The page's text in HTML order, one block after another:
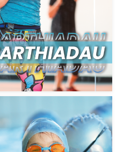
eich potensial llawn
MWY